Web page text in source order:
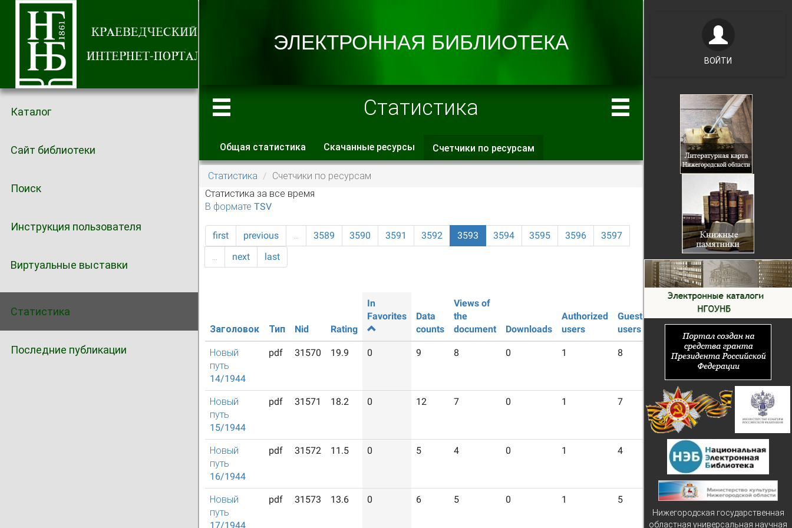
Каталог
Сайт библиотеки
Поиск
Инструкция пользователя
Виртуальные выставки
Статистика
Последние публикации
Статистика
Главные вкладки
Общая статистика Скачанные ресурсы Счетчики по ресурсам
вкладка)
Статистика
Счетчики по ресурсам
Статистика за все время
В формате TSV
first previous … 3589 3590 3591 3592 3593 3594 3595 3596
3597
…
next last
Заголовок Тип Nid Rating
In
Favorites
Data
counts
Views of
the
document
Downloads
Authorized
users
Guest
users
Новый
путь
14/1944
pdf 31570 19.9 0 9 8 0 1 8
Новый
путь
15/1944
pdf 31571 18.2 0 12 7 0 1 7
Новый
путь
16/1944
pdf 31572 11.5 0 5 4 0 1 4
Новый
путь
17/1944
pdf 31573 13.6 0 6 5 0 1 5
ВОЙТИ
Нижегородская государственная
областная универсальная научная